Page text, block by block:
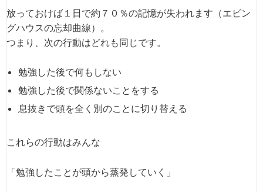
放っておけば１日で約７０％の記憶が失われます（エビン
グハウスの忘却曲線）。
つまり、次の行動はどれも同じです。
勉強した後で何もしない
勉強した後で関係ないことをする
息抜きで頭を全く別のことに切り替える
これらの行動はみんな
「勉強したことが頭から蒸発していく」